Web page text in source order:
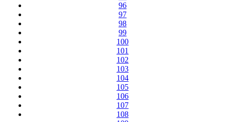
96
97
98
99
100
101
102
103
104
105
106
107
108